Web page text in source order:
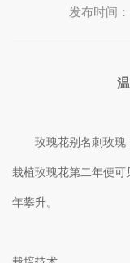
发布时间
玫瑰花别名刺玫瑰
栽植玫瑰花第二年便
年攀升。